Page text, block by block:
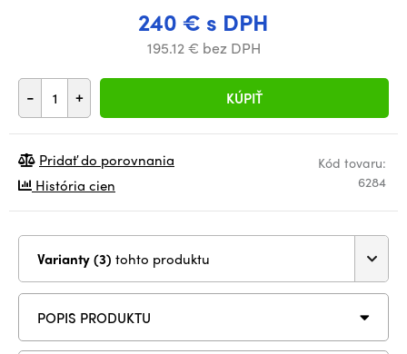
240 € s DPH
195.12 € bez DPH
- + KÚPIŤ
Kód tovaru:
6284
Pridať do porovnania
História cien
Varianty (3) tohto produktu
POPIS PRODUKTU